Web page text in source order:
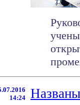
14:24